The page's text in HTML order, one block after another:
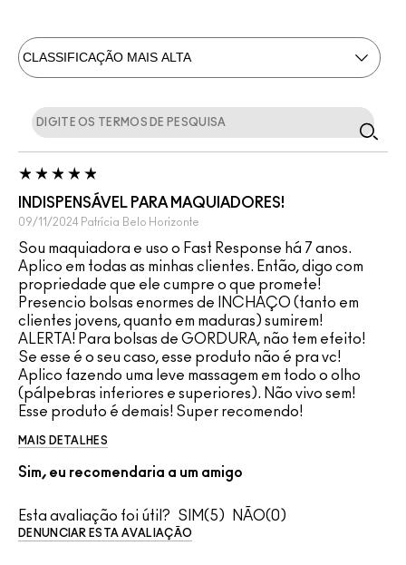
INDISPENSÁVEL PARA MAQUIADORES!
09/11/2024 Patrícia Belo Horizonte
Sou maquiadora e uso o Fast Response há 7 anos.
Aplico em todas as minhas clientes. Então, digo com
propriedade que ele cumpre o que promete!
Presencio bolsas enormes de INCHAÇO (tanto em
clientes jovens, quanto em maduras) sumirem!
ALERTA! Para bolsas de GORDURA, não tem efeito!
Se esse é o seu caso, esse produto não é pra vc!
Aplico fazendo uma leve massagem em todo o olho
(pálpebras inferiores e superiores). Não vivo sem!
Esse produto é demais! Super recomendo!
MAIS DETALHES
Sim, eu recomendaria a um amigo
Esta avaliação foi útil? 5 0
DENUNCIAR ESTA AVALIAÇÃO